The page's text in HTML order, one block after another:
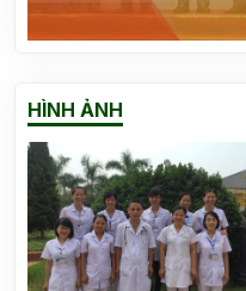
HÌNH ẢNH